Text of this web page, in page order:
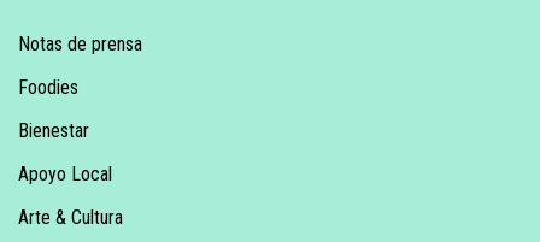
Notas de prensa
Foodies
Bienestar
Apoyo Local
Arte & Cultura